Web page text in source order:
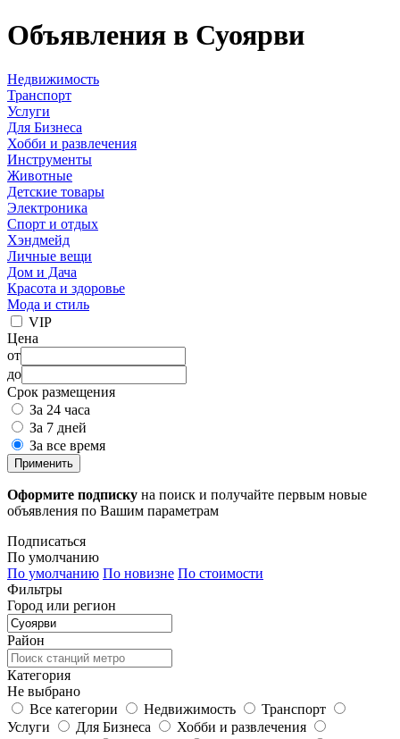
Объявления в Суоярви
Недвижимость
Транспорт
Услуги
Для Бизнеса
Хобби и развлечения
Инструменты
Животные
Детские товары
Электроника
Спорт и отдых
Хэндмейд
Личные вещи
Дом и Дача
Красота и здоровье
Мода и стиль
VIP
Цена
от
до
Срок размещения
За 24 часа
За 7 дней
За все время
Применить
Оформите подписку на поиск и получайте первым новые
объявления по Вашим параметрам
Подписаться
По умолчанию
По умолчанию По новизне По стоимости
Фильтры
Город или регион
Район
Категория
Не выбрано
Все категории
Недвижимость
Транспорт
Услуги
Для Бизнеса
Хобби и развлечения